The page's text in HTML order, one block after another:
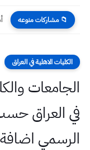
📁 مشاركات منوعه
الكليات الاهلية في العراق
الجامعات
الرسمي